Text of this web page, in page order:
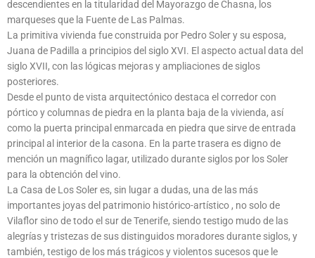
descendientes en la titularidad del Mayorazgo de Chasna, los
marqueses que la Fuente de Las Palmas.
La primitiva vivienda fue construida por Pedro Soler y su esposa,
Juana de Padilla a principios del siglo XVI. El aspecto actual data del
siglo XVII, con las lógicas mejoras y ampliaciones de siglos
posteriores.
Desde el punto de vista arquitectónico destaca el corredor con
pórtico y columnas de piedra en la planta baja de la vivienda, así
como la puerta principal enmarcada en piedra que sirve de entrada
principal al interior de la casona. En la parte trasera es digno de
mención un magnífico lagar, utilizado durante siglos por los Soler
para la obtención del vino.
La Casa de Los Soler es, sin lugar a dudas, una de las más
importantes joyas del patrimonio histórico-artístico , no solo de
Vilaflor sino de todo el sur de Tenerife, siendo testigo mudo de las
alegrías y tristezas de sus distinguidos moradores durante siglos, y
también, testigo de los más trágicos y violentos sucesos que le